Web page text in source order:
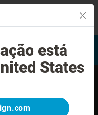
Encontrar um Invisalign
provider
está
States